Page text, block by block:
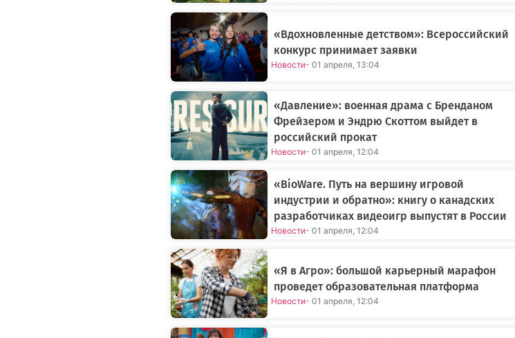
«Вдохновленные детством»: Всероссийский
конкурс принимает заявки
Новости- 01 апреля, 13:04
«Давление»: военная драма с Бренданом
Фрейзером и Эндрю Скоттом выйдет в
российский прокат
Новости- 01 апреля, 12:04
«BioWare. Путь на вершину игровой
индустрии и обратно»: книгу о канадских
разработчиках видеоигр выпустят в России
Новости- 01 апреля, 12:04
«Я в Агро»: большой карьерный марафон
проведет образовательная платформа
Новости- 01 апреля, 12:04